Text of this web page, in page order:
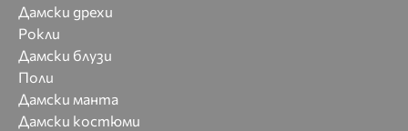
Дамски дрехи
Рокли
Дамски блузи
Поли
Дамски манта
Дамски костюми